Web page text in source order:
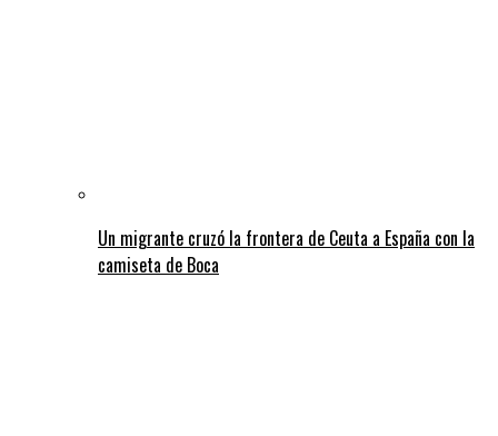
Un migrante cruzó la frontera de Ceuta a España con la
camiseta de Boca